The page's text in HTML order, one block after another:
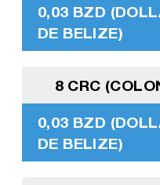
0,03 BZD
DE BELIZE)
8 CRC
0,03 BZD
DE BELIZE)